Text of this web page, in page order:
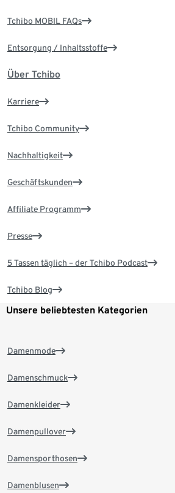
Tchibo MOBIL FAQs
Entsorgung / Inhaltsstoffe
Über Tchibo
Karriere
Tchibo Community
Nachhaltigkeit
Geschäftskunden
Affiliate Programm
Presse
5 Tassen täglich – der Tchibo Podcast
Tchibo Blog
Unsere beliebtesten Kategorien
Damenmode
Damenschmuck
Damenkleider
Damenpullover
Damensporthosen
Damenblusen